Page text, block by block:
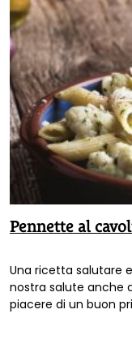
Pennette al
Una ricetta salutare
nostra salute anche
piacere di un buon